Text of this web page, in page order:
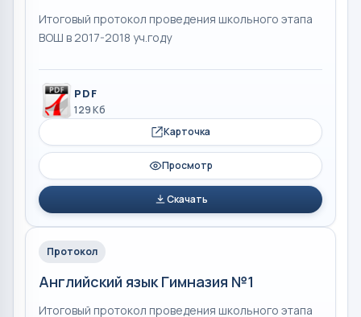
Итоговый протокол проведения школьного этапа
ВОШ в 2017-2018 уч.году
PDF
129 Кб
Карточка
Просмотр
Скачать
Протокол
Английский язык Гимназия №1
Итоговый протокол проведения школьного этапа